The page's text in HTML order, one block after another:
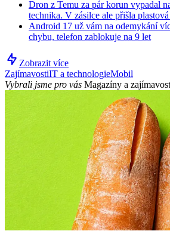
Dron z Temu za pár korun vypadal
technika. V zásilce ale přišla
Android 17 už vám na odemykání
chybu, telefon zablokuje na 9 let
Zobrazit více
ZajímavostiIT a technologieMobil
Vybrali jsme pro vás Magazíny a